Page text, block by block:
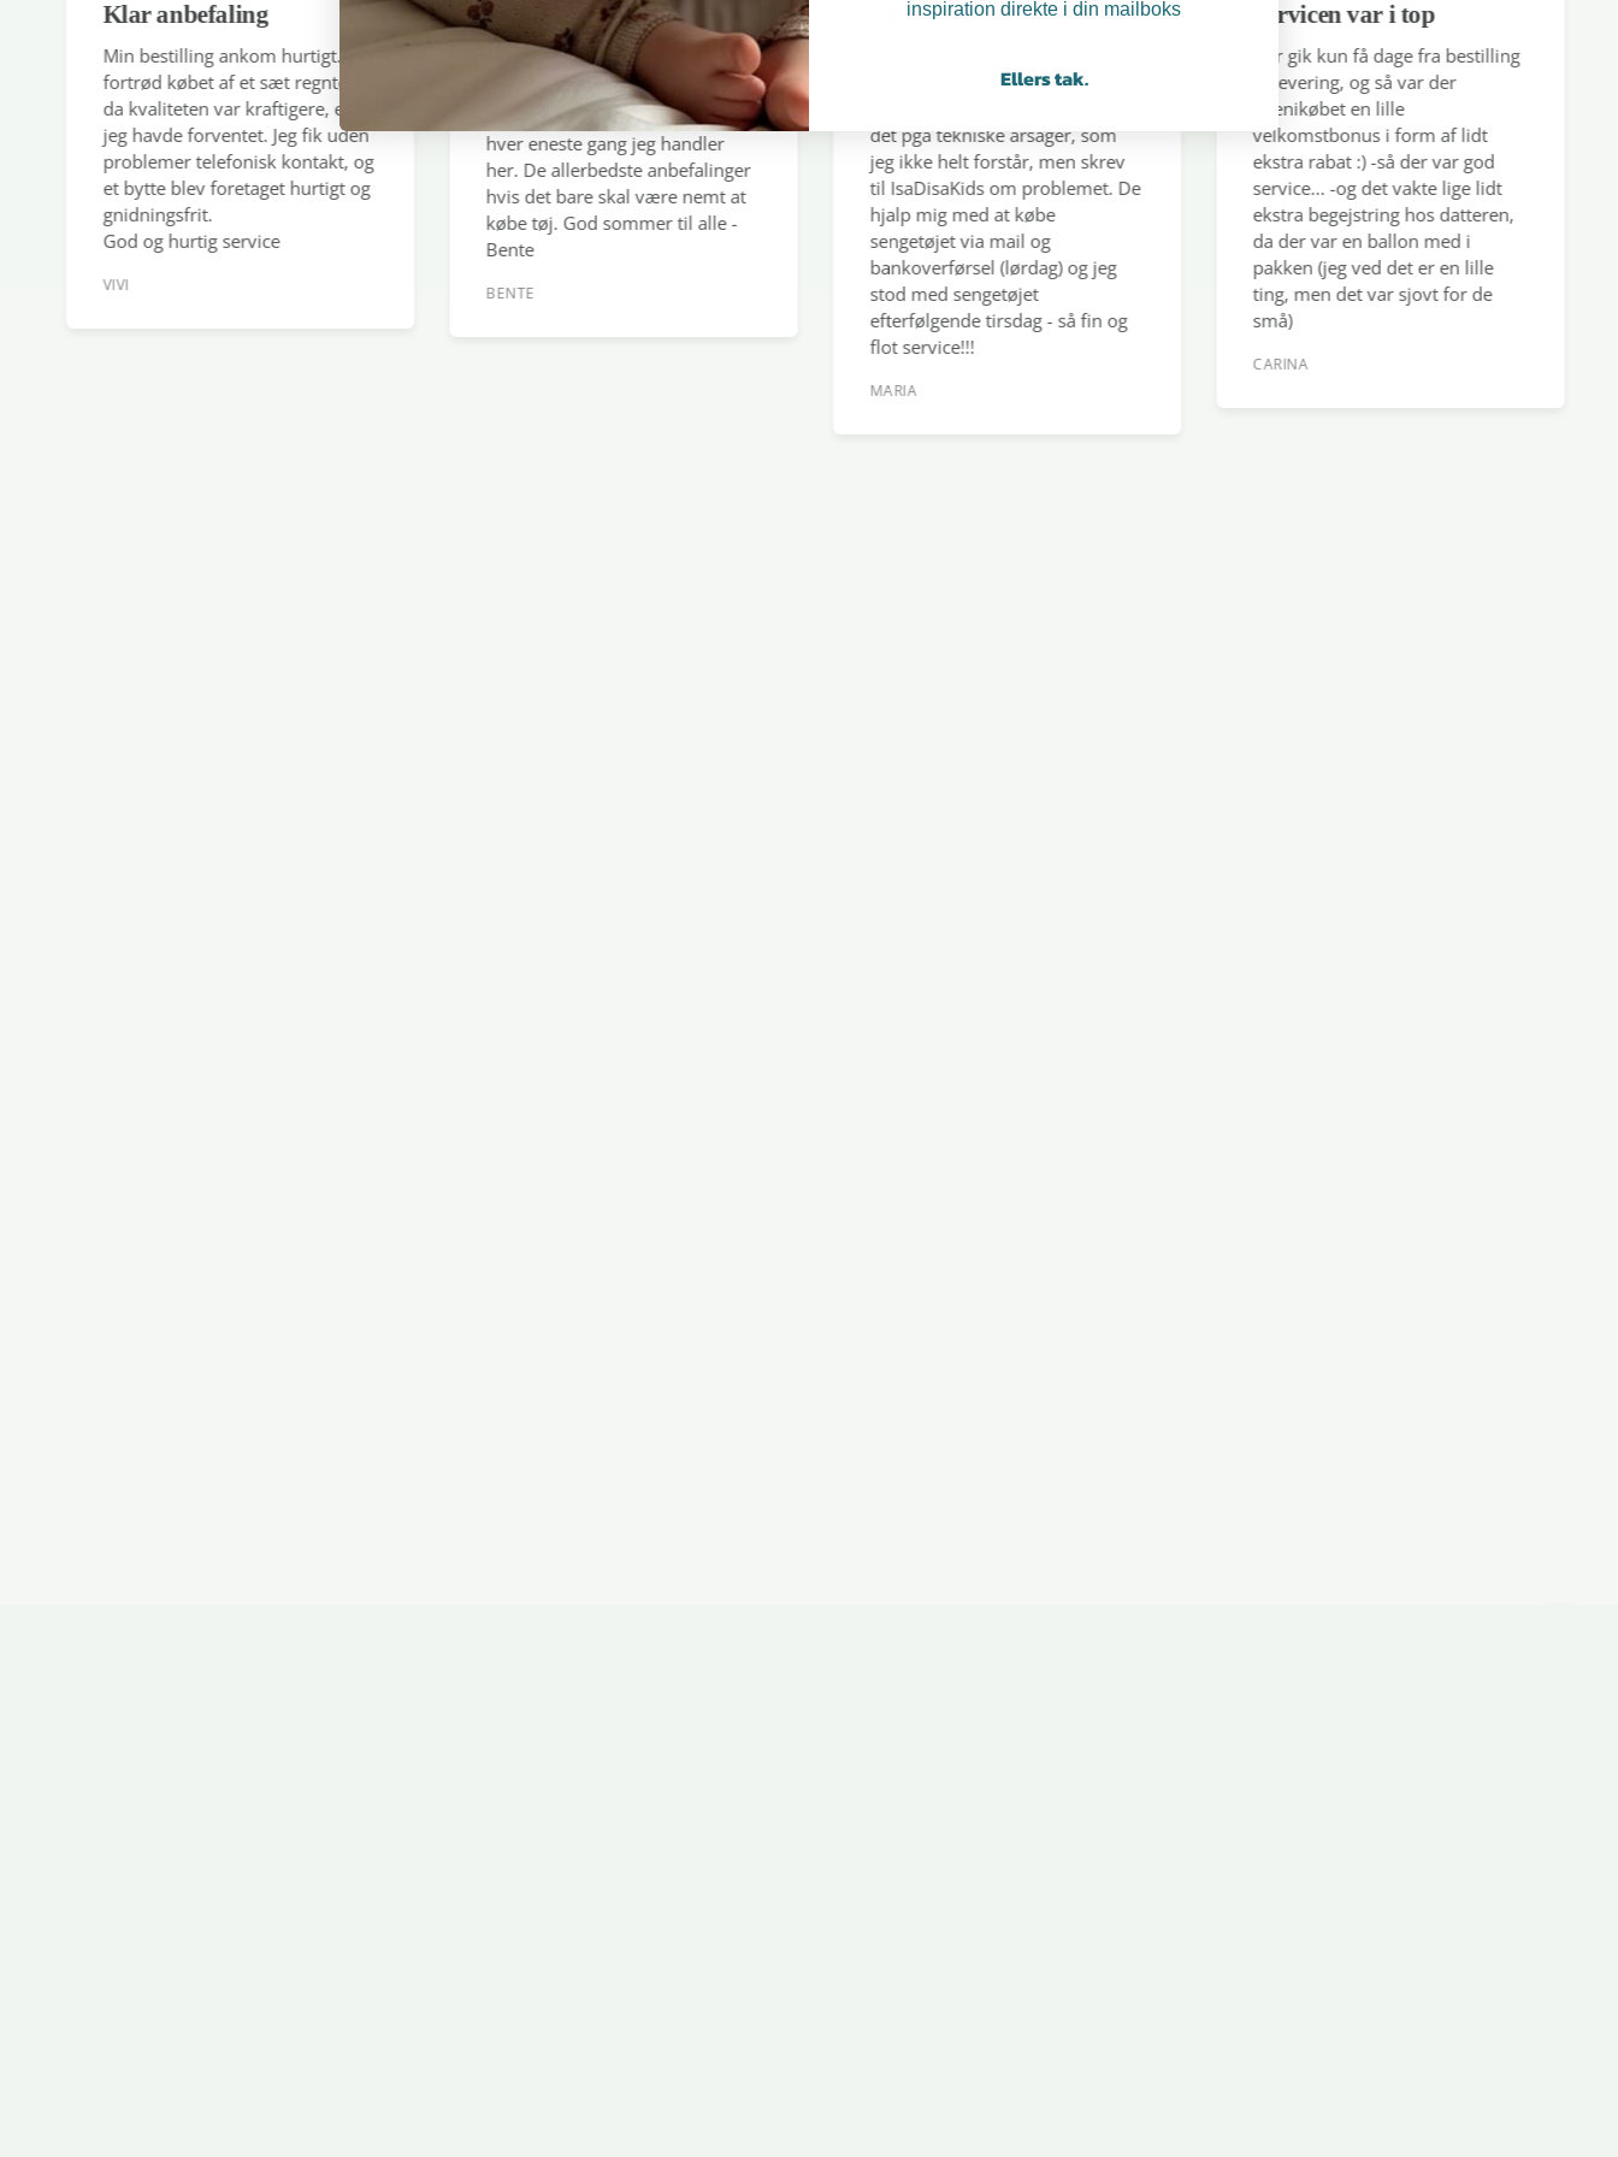
Her hos IsaDisaKids finder du et stort udvalg af gode mærker og dansk
Klar anbefaling
Min bestilling ankom hurtigt. Jeg
fortrød købet af et sæt regntøj,
da kvaliteten var kraftigere, end
jeg havde forventet. Jeg fik uden
problemer telefonisk kontakt, og
et bytte blev foretaget hurtigt og
gnidningsfrit.
God og hurtig service
VIVI
Handler gerne her igen og
igen
Jeg oplever en virkelig god
service under hele processen,
hver eneste gang jeg handler
her. De allerbedste anbefalinger
hvis det bare skal være nemt at
købe tøj. God sommer til alle -
Bente
BENTE
Fik en fantastisk service!
ønskede sig på IsaDisaKids
det pga tekniske årsager, som
jeg ikke helt forstår, men skrev
til IsaDisaKids om problemet. De
hjalp mig med at købe
sengetøjet via mail og
bankoverførsel (lørdag) og jeg
stod med sengetøjet
efterfølgende tirsdag - så fin og
flot service!!!
MARIA
Servicen var i top
Der gik kun få dage fra bestilling
til levering, og så var der
ovenikøbet en lille
velkomstbonus i form af lidt
ekstra rabat :) -så der var god
service... -og det vakte lige lidt
ekstra begejstring hos datteren,
da der var en ballon med i
pakken (jeg ved det er en lille
ting, men det var sjovt for de
små)
CARINA
inspiration direkte i din mailboks
Ellers tak.